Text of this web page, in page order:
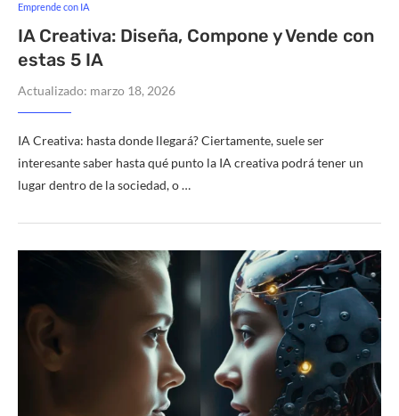
Emprende con IA
IA Creativa: Diseña, Compone y Vende con
estas 5 IA
Actualizado: marzo 18, 2026
IA Creativa: hasta donde llegará? Ciertamente, suele ser
interesante saber hasta qué punto la IA creativa podrá tener un
lugar dentro de la sociedad, o …